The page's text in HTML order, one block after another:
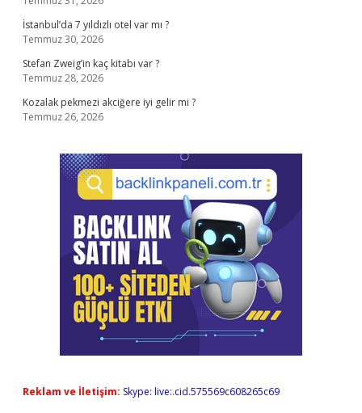
İstanbul’da 7 yıldızlı otel var mı ?
Temmuz 30, 2026
Stefan Zweig’in kaç kitabı var ?
Temmuz 28, 2026
Kozalak pekmezi akciğere iyi gelir mi ?
Temmuz 26, 2026
Reklam ve İletişim: Skype: live:.cid.575569c608265c69